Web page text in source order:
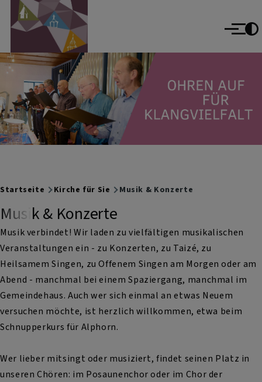
Direkt zum Inhalt
Evangelisch im Oberallgäu
evangelisch im World Wide Web
Menü
Breadcrumb
Startseite Kirche für Sie Musik & Konzerte
Musik & Konzerte
Musik verbindet! Wir laden zu vielfältigen musikalischen
Veranstaltungen ein - zu Konzerten, zu Taizé, zu
Heilsamem Singen, zu Offenem Singen am Morgen oder am
Abend - manchmal bei einem Spaziergang, manchmal im
Gemeindehaus. Auch wer sich einmal an etwas Neuem
versuchen möchte, ist herzlich willkommen, etwa beim
Schnupperkurs für Alphorn.
Wer lieber mitsingt oder musiziert, findet seinen Platz in
unseren Chören: im Posaunenchor oder im Chor der